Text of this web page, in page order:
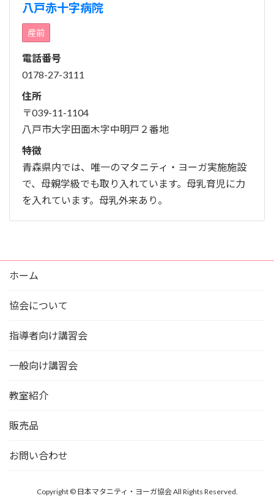
八戸赤十字病院
産前
電話番号
0178-27-3111
住所
〒039-11-1104
八戸市大字田面木字中明戸２番地
特徴
青森県内では、唯一のマタニティ・ヨーガ実施施設
で、母親学級でも取り入れています。母乳育児に力
を入れています。母乳外来あり。
ホーム
協会について
指導者向け講習会
一般向け講習会
教室紹介
販売品
お問い合わせ
Copyright © 日本マタニティ・ヨーガ協会 All Rights Reserved.